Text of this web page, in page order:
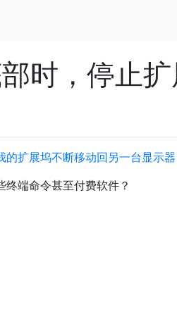
时，停止
的扩展坞不断移动回另一台显示器
端命令甚至付费软件？